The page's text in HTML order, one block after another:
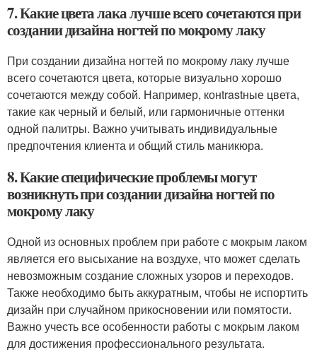
7. Какие цвета лака лучше всего сочетаются при
создании дизайна ногтей по мокрому лаку
При создании дизайна ногтей по мокрому лаку лучше
всего сочетаются цвета, которые визуально хорошо
сочетаются между собой. Например, конtrastные цвета,
такие как черный и белый, или гармоничные оттенки
одной палитры. Важно учитывать индивидуальные
предпочтения клиента и общий стиль маникюра.
8. Какие специфические проблемы могут
возникнуть при создании дизайна ногтей по
мокрому лаку
Одной из основных проблем при работе с мокрым лаком
является его высыхание на воздухе, что может сделать
невозможным создание сложных узоров и переходов.
Также необходимо быть аккуратным, чтобы не испортить
дизайн при случайном прикосновении или помятости.
Важно учесть все особенности работы с мокрым лаком
для достижения профессионального результата.